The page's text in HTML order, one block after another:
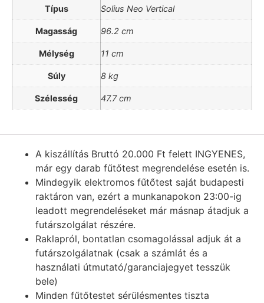
Típus Solius Neo Vertical
Magasság 96.2 cm
Mélység 11 cm
Súly 8 kg
Szélesség 47.7 cm
A kiszállítás Bruttó 20.000 Ft felett INGYENES,
már egy darab fűtőtest megrendelése esetén is.
Mindegyik elektromos fűtőtest saját budapesti
raktáron van, ezért a munkanapokon 23:00-ig
leadott megrendeléseket már másnap átadjuk a
futárszolgálat részére.
Raklapról, bontatlan csomagolással adjuk át a
futárszolgálatnak (csak a számlát és a
használati útmutató/garanciajegyet tesszük
bele)
Minden fűtőtestet sérülésmentes tiszta